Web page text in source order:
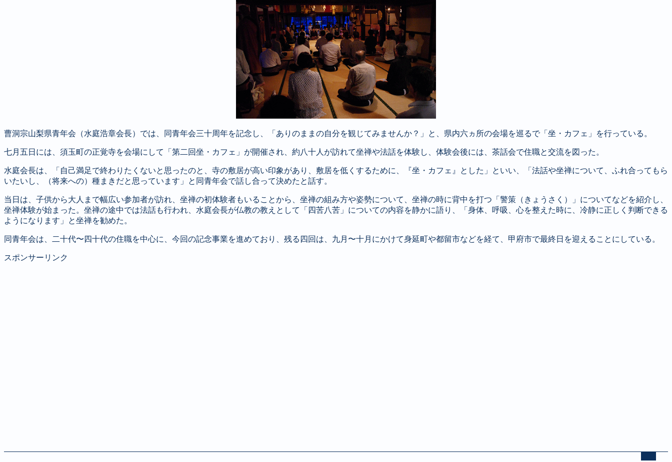
曹洞宗山梨県青年会（水庭浩章会長）では、同青年会三十周年を記念し、「ありのままの自分を観じてみませんか？」と、県内六ヵ所の会場を巡るで「坐・カフェ」を行っている。
七月五日には、須玉町の正覚寺を会場にして「第二回坐・カフェ」が開催され、約八十人が訪れて坐禅や法話を体験し、体験会後には、茶話会で住職と交流を図った。
水庭会長は、「自己満足で終わりたくないと思ったのと、寺の敷居が高い印象があり、敷居を低くするために、『坐・カフェ』とした」といい、「法話や坐禅について、ふれ合ってもら
いたいし、（将来への）種まきだと思っています」と同青年会で話し合って決めたと話す。
当日は、子供から大人まで幅広い参加者が訪れ、坐禅の初体験者もいることから、坐禅の組み方や姿勢について、坐禅の時に背中を打つ「警策（きょうさく）」についてなどを紹介し、
坐禅体験が始まった。坐禅の途中では法話も行われ、水庭会長が仏教の教えとして「四苦八苦」についての内容を静かに語り、「身体、呼吸、心を整えた時に、冷静に正しく判断できる
ようになります」と坐禅を勧めた。
同青年会は、二十代〜四十代の住職を中心に、今回の記念事業を進めており、残る四回は、九月〜十月にかけて身延町や都留市などを経て、甲府市で最終日を迎えることにしている。
スポンサーリンク